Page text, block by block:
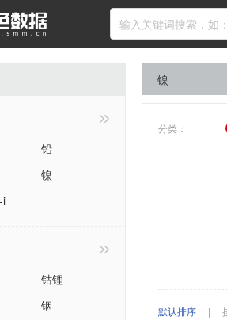
铅
镍
i
钴锂
铟
镍
分类：
默认排序 |